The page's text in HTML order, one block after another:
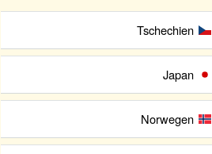
Tschechien
Japan
Norwegen